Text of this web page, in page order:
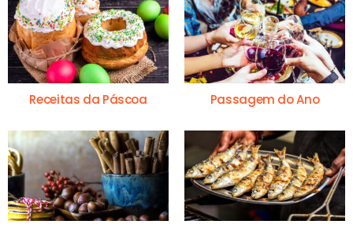
Receitas da Páscoa Passagem do Ano